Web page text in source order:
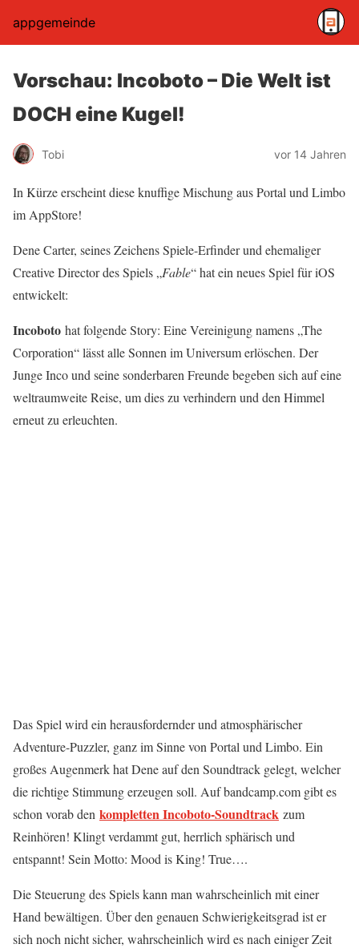
appgemeinde
Vorschau: Incoboto – Die Welt ist
DOCH eine Kugel!
Tobi vor 14 Jahren
In Kürze erscheint diese knuffige Mischung aus Portal und Limbo
im AppStore!
Dene Carter, seines Zeichens Spiele-Erfinder und ehemaliger
Creative Director des Spiels „Fable“ hat ein neues Spiel für iOS
entwickelt:
Incoboto hat folgende Story: Eine Vereinigung namens „The
Corporation“ lässt alle Sonnen im Universum erlöschen. Der
Junge Inco und seine sonderbaren Freunde begeben sich auf eine
weltraumweite Reise, um dies zu verhindern und den Himmel
erneut zu erleuchten.
Das Spiel wird ein herausfordernder und atmosphärischer
Adventure-Puzzler, ganz im Sinne von Portal und Limbo. Ein
großes Augenmerk hat Dene auf den Soundtrack gelegt, welcher
die richtige Stimmung erzeugen soll. Auf bandcamp.com gibt es
schon vorab den kompletten Incoboto-Soundtrack zum
Reinhören! Klingt verdammt gut, herrlich sphärisch und
entspannt! Sein Motto: Mood is King! True….
Die Steuerung des Spiels kann man wahrscheinlich mit einer
Hand bewältigen. Über den genauen Schwierigkeitsgrad ist er
sich noch nicht sicher, wahrscheinlich wird es nach einiger Zeit